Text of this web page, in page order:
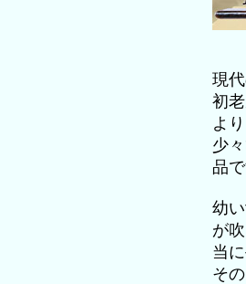
現
初
よ
少
品
幼
が
当
そ